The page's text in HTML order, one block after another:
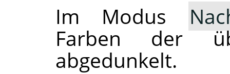
Im Modus
Farben der
abgedunkelt.